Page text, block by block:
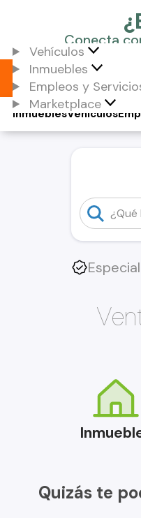
Vehículos
Inmuebles
Empleos y
Marketplace
Vehículos
Inmuebles
Quizás te